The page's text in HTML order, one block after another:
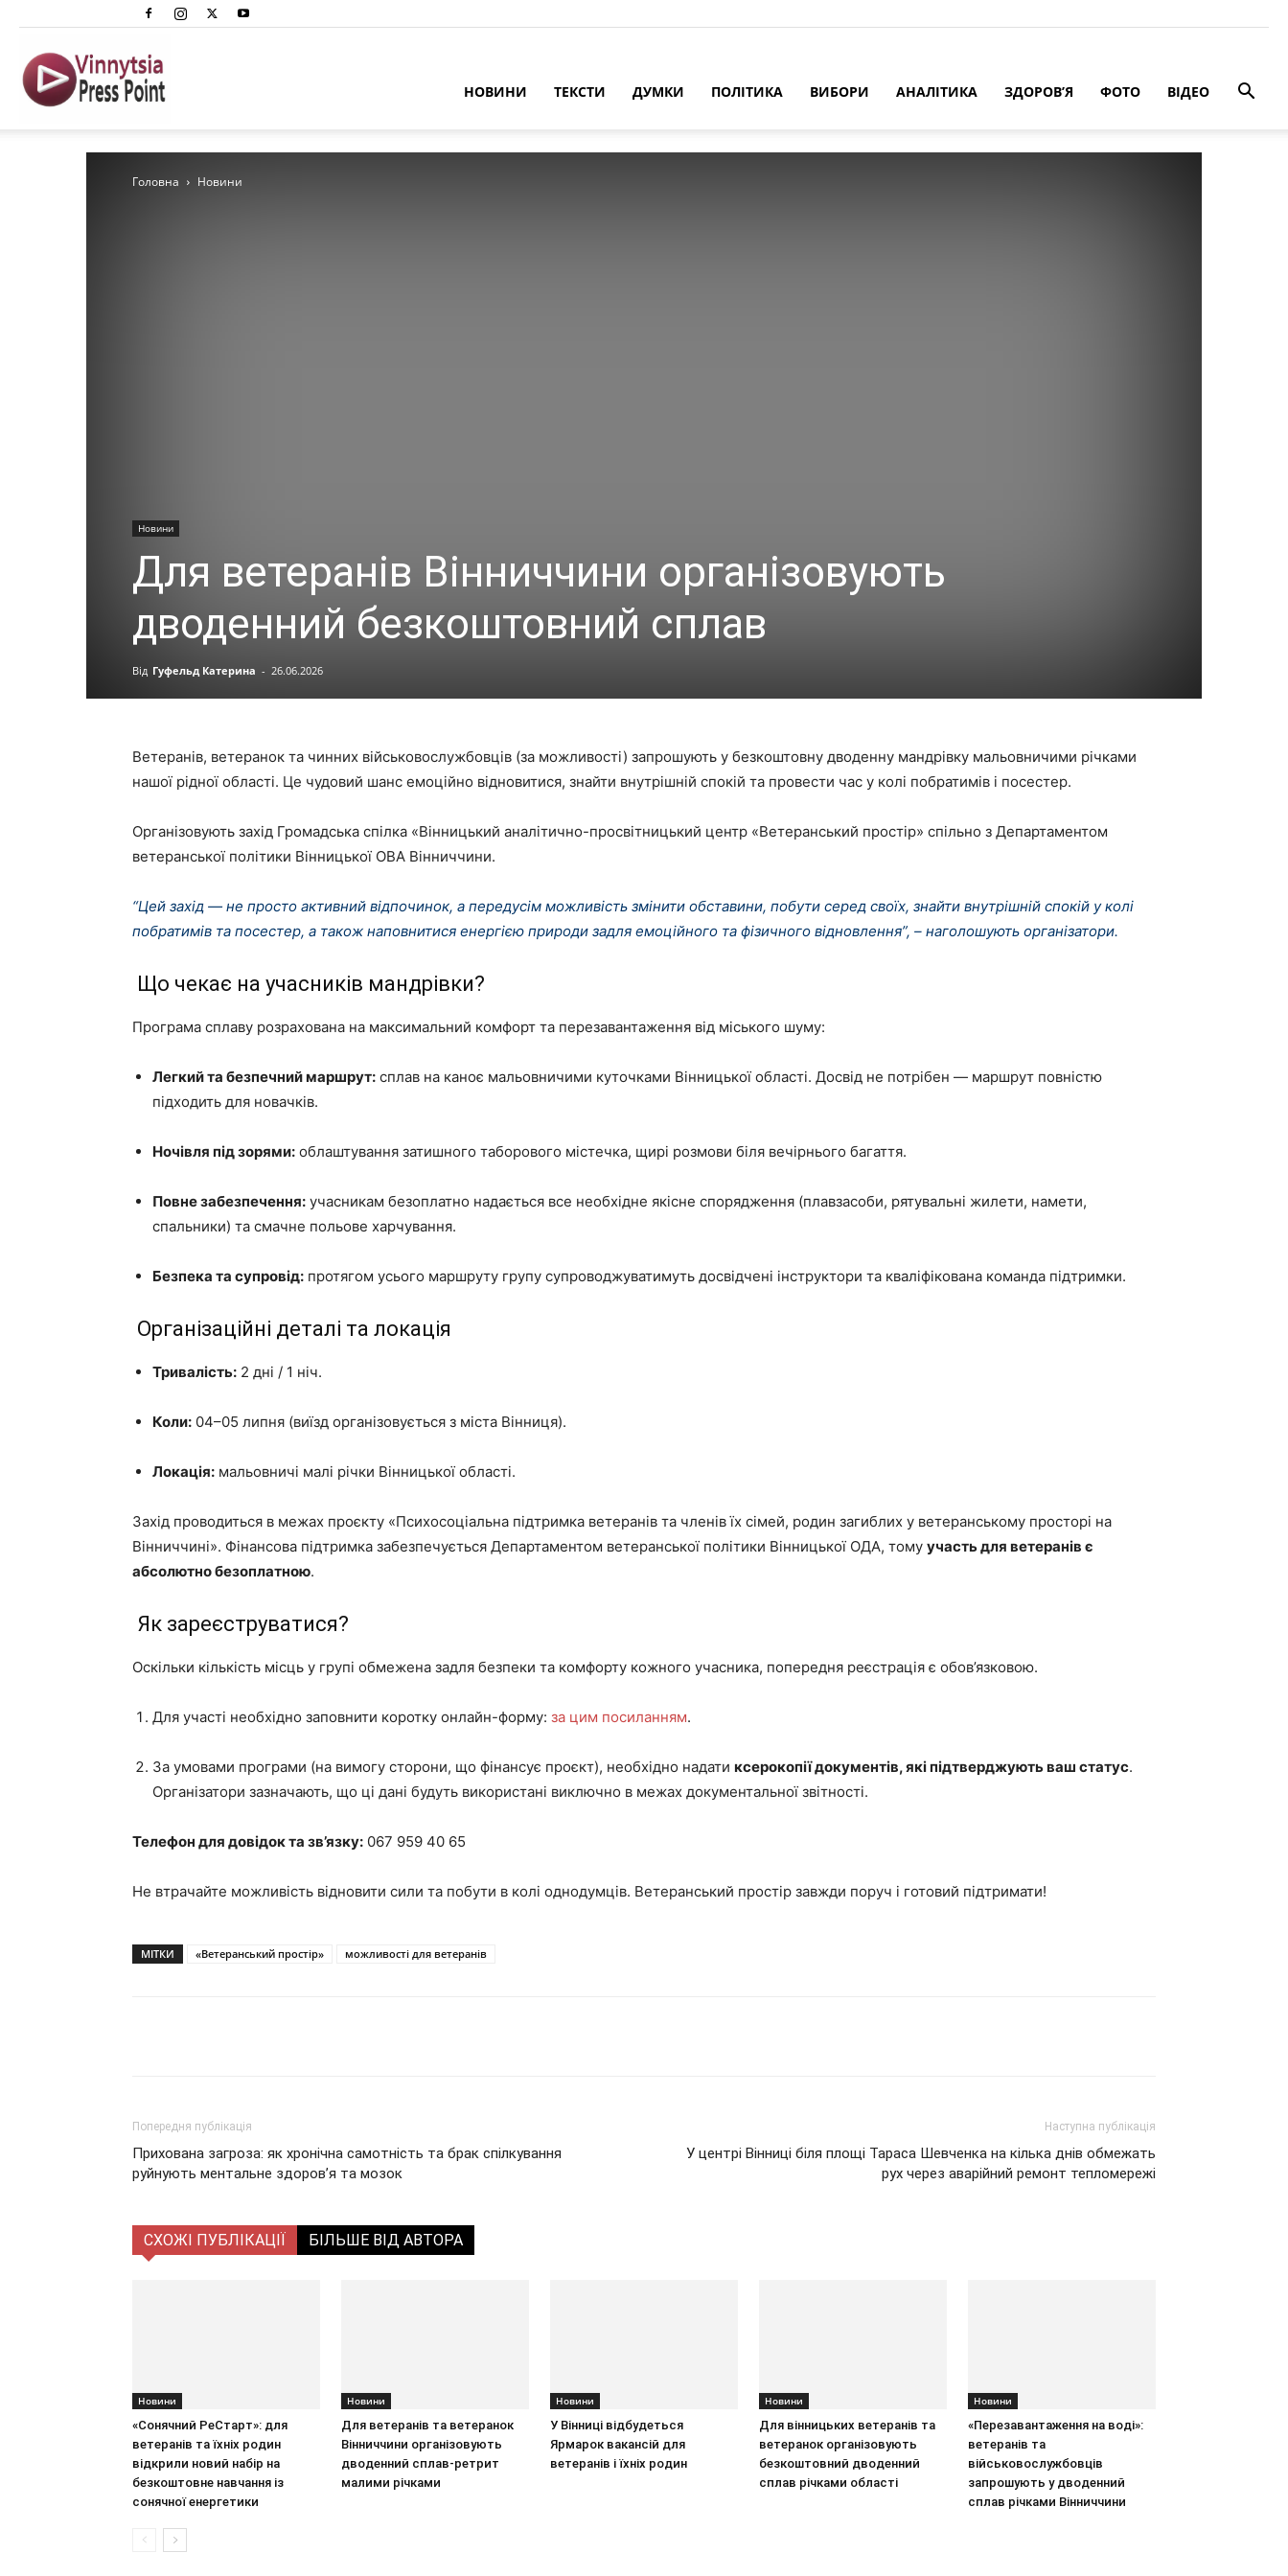
Преспоінт
НОВИНИ ТЕКСТИ ДУМКИ ПОЛІТИКА ВИБОРИ АНАЛІТИКА ЗДОРОВ’Я ФОТО ВІДЕО
Головна Новини
Новини
Для ветеранів Вінниччини організовують
дводенний безкоштовний сплав
Від Гуфельд Катерина - 26.06.2026
Ветеранів, ветеранок та чинних військовослужбовців (за можливості) запрошують у безкоштовну дводенну мандрівку мальовничими річками
нашої рідної області. Це чудовий шанс емоційно відновитися, знайти внутрішній спокій та провести час у колі побратимів і посестер.
Організовують захід Громадська спілка «Вінницький аналітично-просвітницький центр «Ветеранський простір» спільно з Департаментом
ветеранської політики Вінницької ОВА Вінниччини.
“Цей захід — не просто активний відпочинок, а передусім можливість змінити обставини, побути серед своїх, знайти внутрішній спокій у колі
побратимів та посестер, а також наповнитися енергією природи задля емоційного та фізичного відновлення”, – наголошують організатори.
Що чекає на учасників мандрівки?
Програма сплаву розрахована на максимальний комфорт та перезавантаження від міського шуму:
Легкий та безпечний маршрут: сплав на каноє мальовничими куточками Вінницької області. Досвід не потрібен — маршрут повністю
підходить для новачків.
Ночівля під зорями: облаштування затишного таборового містечка, щирі розмови біля вечірнього багаття.
Повне забезпечення: учасникам безоплатно надається все необхідне якісне спорядження (плавзасоби, рятувальні жилети, намети,
спальники) та смачне польове харчування.
Безпека та супровід: протягом усього маршруту групу супроводжуватимуть досвідчені інструктори та кваліфікована команда підтримки.
Організаційні деталі та локація
Тривалість: 2 дні / 1 ніч.
Коли: 04–05 липня (виїзд організовується з міста Вінниця).
Локація: мальовничі малі річки Вінницької області.
Захід проводиться в межах проєкту «Психосоціальна підтримка ветеранів та членів їх сімей, родин загиблих у ветеранському просторі на
Вінниччині». Фінансова підтримка забезпечується Департаментом ветеранської політики Вінницької ОДА, тому участь для ветеранів є
абсолютно безоплатною.
Як зареєструватися?
Оскільки кількість місць у групі обмежена задля безпеки та комфорту кожного учасника, попередня реєстрація є обов’язковою.
Для участі необхідно заповнити коротку онлайн-форму: за цим посиланням.
За умовами програми (на вимогу сторони, що фінансує проєкт), необхідно надати ксерокопії документів, які підтверджують ваш статус.
Організатори зазначають, що ці дані будуть використані виключно в межах документальної звітності.
Телефон для довідок та зв’язку: 067 959 40 65
Не втрачайте можливість відновити сили та побути в колі однодумців. Ветеранський простір завжди поруч і готовий підтримати!
МІТКИ «Ветеранський простір» можливості для ветеранів
Попередня публікація
Прихована загроза: як хронічна самотність та брак спілкування
руйнують ментальне здоров’я та мозок
Наступна публікація
У центрі Вінниці біля площі Тараса Шевченка на кілька днів обмежать
рух через аварійний ремонт тепломережі
СХОЖІ ПУБЛІКАЦІЇ БІЛЬШЕ ВІД АВТОРА
Новини
«Сонячний РеСтарт»: для
ветеранів та їхніх родин
відкрили новий набір на
безкоштовне навчання із
сонячної енергетики
Новини
Для ветеранів та ветеранок
Вінниччини організовують
дводенний сплав-ретрит
малими річками
Новини
У Вінниці відбудеться
Ярмарок вакансій для
ветеранів і їхніх родин
Новини
Для вінницьких ветеранів та
ветеранок організовують
безкоштовний дводенний
сплав річками області
Новини
«Перезавантаження на воді»:
ветеранів та
військовослужбовців
запрошують у дводенний
сплав річками Вінниччини